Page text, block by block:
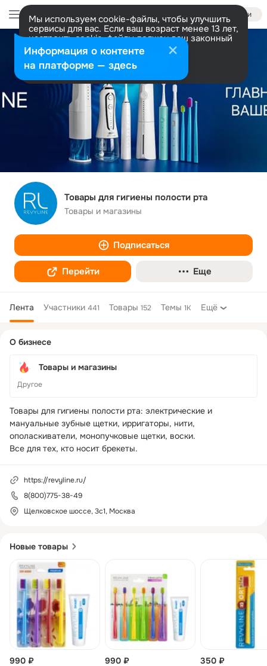
Войти
Мы используем cookie-файлы, чтобы улучшить
сервисы для вас. Если ваш возраст менее 13 лет,
настроить cookie-файлы должен ваш законный
представитель. Больше информации
Разрешить все Настроить
Товары для гигиены полости рта
Товары и магазины
Подписаться
Перейти Еще
Лента Участники 441 Товары 152 Темы 1K Ещё
Новые товары
990 ₽
990 ₽
350 ₽
колонка
О бизнесе
Товары и магазины
Другое
Товары для гигиены полости рта: электрические и
мануальные зубные щетки, ирригаторы, нити,
ополаскиватели, монопучковые щетки, воски.
Все для тех, кто носит брекеты.
https://revyline.ru/
8(800)775-38-49
Щелковское шоссе, 3с1, Москва
Информация о контенте
на платформе — здесь